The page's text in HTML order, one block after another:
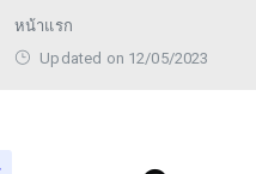
หน้าแรก
Updated on 12/05/2023